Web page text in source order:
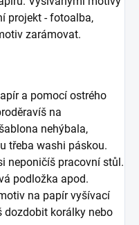
projekt - fotoalba,
zarámovat.
a pomocí ostrého
na
nehýbala,
třeba washi páskou.
neponičíš pracovní stůl.
podložka apod.
na papír vyšívací
dozdobit korálky nebo